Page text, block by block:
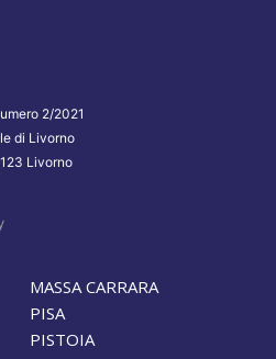
2/2021
di Livorno
Livorno
MASSA CARRARA
PISA
PISTOIA